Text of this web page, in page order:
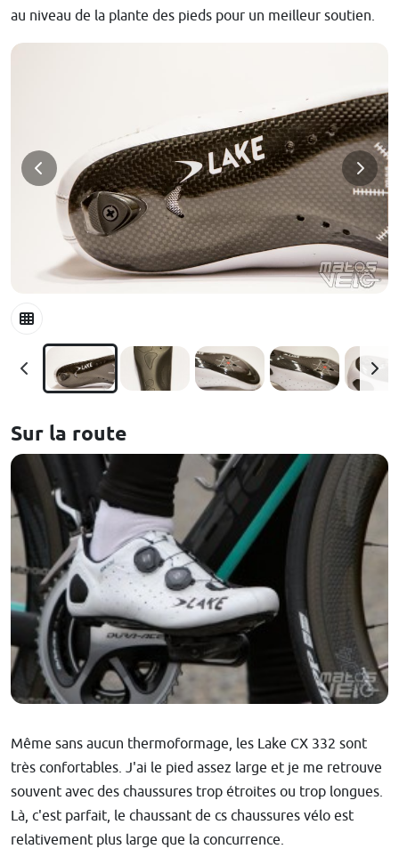
au niveau de la plante des pieds pour un meilleur soutien.
Sur la route
Même sans aucun thermoformage, les Lake CX 332 sont
très confortables. J'ai le pied assez large et je me retrouve
souvent avec des chaussures trop étroites ou trop longues.
Là, c'est parfait, le chaussant de cs chaussures vélo est
relativement plus large que la concurrence.